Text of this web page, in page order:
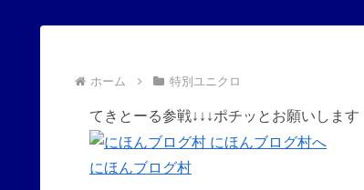
ホーム 特別ユニクロ
てきとーる参戦↓↓↓ポチッとお願いします
にほんブログ村